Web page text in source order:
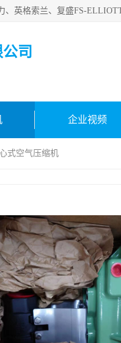
司
企业视频
式空气压缩机